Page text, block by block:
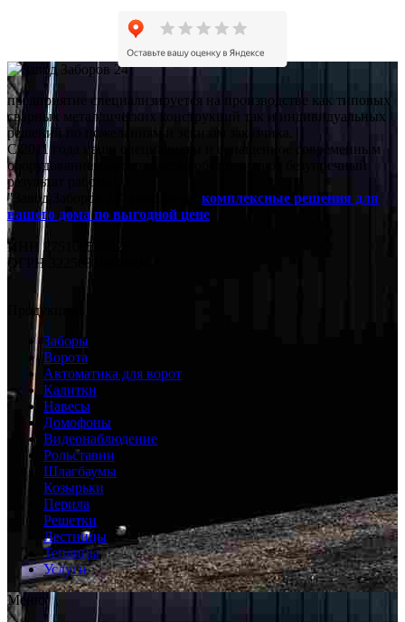
предприятие специализируется на производстве как типовых
сварных металлических конструкций так и индивидуальных
решений по пожеланиям и эскизам заказчика.
С 2011 года наши специалисты и оснащенное современным
оборудованием производство обеспечивают безупречный
результат работы!
"Завод Заборов 24" предлагает комплексные решения для
вашего дома по выгодной цене
ИНН 775106565028
ОГРН 322508100240942
Продукция
Заборы
Ворота
Автоматика для ворот
Калитки
Навесы
Домофоны
Видеонаблюдение
Рольставни
Шлагбаумы
Козырьки
Перила
Решетки
Лестницы
Теплицы
Услуги
Меню